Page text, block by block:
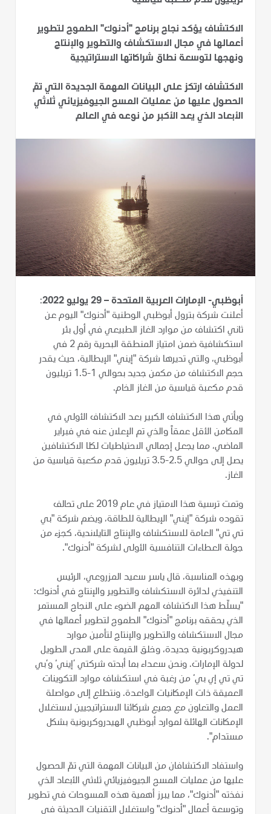
الاكتشاف يؤكد نجاح برنامج "أدنوك" الطموح لتطوير
أعمالها في مجال الاستكشاف والتطوير والإنتاج
ونهجها لتوسعة نطاق شراكاتها الاستراتيجية
الاكتشاف ارتكز على البيانات المهمة الجديدة التي تمّ
الحصول عليها من عمليات المسح الجيوفيزيائي ثلاثي
الأبعاد الذي يعد الأكبر من نوعه في العالم
أبوظبي- الإمارات العربية المتحدة – 29 يوليو 2022
:
أعلنت شركة بترول أبوظبي الوطنية "أدنوك" اليوم عن
ثاني اكتشاف من موارد الغاز الطبيعي في أول بئر
استكشافية ضمن امتياز المنطقة البحرية رقم 2 في
أبوظبي، والتي تديرها شركة "إيني" الإيطالية، حيث يقدر
حجم الاكتشاف من مكمن جديد بحوالي 1-1.5 تريليون
قدم مكعبة قياسية من الغاز الخام.
ويأتي هذا الاكتشاف الكبير بعد الاكتشاف الأولي في
المكامن الأقل عمقاً والذي تم الإعلان عنه في فبراير
الماضي، مما يجعل إجمالي الاحتياطيات لكلا الاكتشافين
يصل إلى حوالي 2.5-3.5 تريليون قدم مكعبة قياسية من
الغاز.
وتمت ترسية هذا الامتياز في عام 2019 على تحالف
تقوده شركة "إيني" الإيطالية للطاقة، ويضم شركة "بي
تي تي" العامة للاستكشاف والإنتاج التايلاندية، كجزء من
جولة العطاءات التنافسية الأولى لشركة "أدنوك".
وبهذه المناسبة، قال ياسر سعيد المزروعي، الرئيس
التنفيذي لدائرة الاستكشاف والتطوير والإنتاج في أدنوك:
"يسلّط هذا الاكتشاف المهم الضوء على النجاح المستمر
الذي يحققه برنامج "أدنوك" الطموح لتطوير أعمالها في
مجال الاستكشاف والتطوير والإنتاج لتأمين موارد
هيدروكربونية جديدة، وخلق القيمة على المدى الطويل
لدولة الإمارات. ونحن سعداء بما أبدته شركتي ’إيني‘ و’بي
تي تي إي بي‘ من رغبة في استكشاف موارد التكوينات
العميقة ذات الإمكانيات الواعدة. ونتطلع إلى مواصلة
العمل والتعاون مع جميع شركائنا الاستراتيجيين لاستغلال
الإمكانات الهائلة لموارد أبوظبي الهيدروكربونية بشكل
مستدام".
واستفاد الاكتشافان من البيانات المهمة التي تمّ الحصول
عليها من عمليات المسح الجيوفيزيائي ثلاثي الأبعاد الذي
نفذته "أدنوك"، مما يبرز أهمية هذه المسوحات في تطوير
وتوسعة أعمال "أدنوك" واستغلال التقنيات الحديثة في